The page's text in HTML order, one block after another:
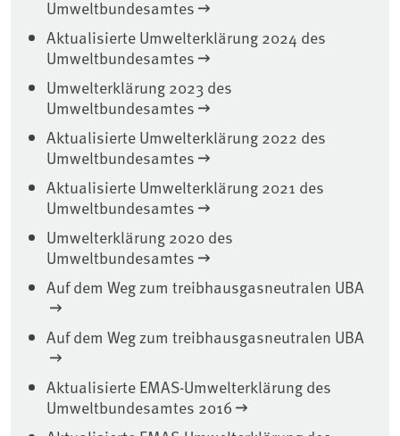
Umweltbundesamtes
Aktualisierte Umwelterklärung 2024 des
Umweltbundesamtes
Umwelterklärung 2023 des
Umweltbundesamtes
Aktualisierte Umwelterklärung 2022 des
Umweltbundesamtes
Aktualisierte Umwelterklärung 2021 des
Umweltbundesamtes
Umwelterklärung 2020 des
Umweltbundesamtes
Auf dem Weg zum treibhausgasneutralen UBA
Auf dem Weg zum treibhausgasneutralen UBA
Aktualisierte EMAS-Umwelterklärung des
Umweltbundesamtes 2016